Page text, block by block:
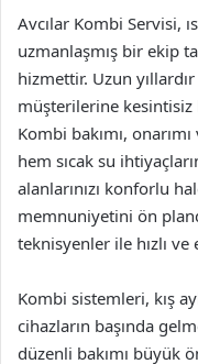
Avcılar Kombi Servisi,
uzmanlaşmış bir ekip
hizmettir. Uzun
müşterilerine kesintisiz
Kombi bakımı,
hem sıcak su
alanlarınızı konforlu
memnuniyetini ön
teknisyenler ile hızlı
Kombi sistemleri, kış
cihazların başında
düzenli bakımı büyük